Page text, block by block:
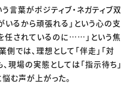
言葉がポジティブ・ネガティブ双
いるから頑張れる」という心の支
任されているのに……」という焦
では、理想として「伴走」「対
現場の実態としては「指示待ち」
悩む声が上がった。